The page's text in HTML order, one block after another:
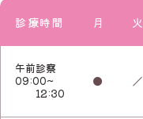
診療時間 月 火
午前診察
09:00~
12:30
● ／